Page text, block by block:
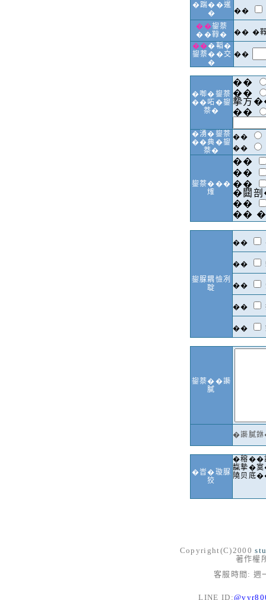
�踹��暹
�
��
��鋆萘
��鞟�
�� �
���鞱�
鋆萘��交
�
��
�啣�鋆萘
��𠰴�鋆
萘�
��
��
摰方
��
�湧�鋆萘
��典�鋆
萘�
��
��
鋆萘���
𤌍
��
��
��
�閮
��
��
鋆脲耦憸冽
聢
��
��
��
��
��
鋆萘��讛
膩
�讛膩
�峕�璇脲
狡
�穃��
靝摯�寞
隢贝底
Copyright(C)2000
著作權
客服時間: 週
LINE ID: